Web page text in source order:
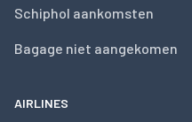
Schiphol aankomsten
Bagage niet aangekomen
AIRLINES